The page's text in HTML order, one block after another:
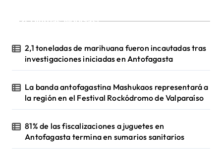
¡Ultimas Noticias!
2,1 toneladas de marihuana fueron incautadas tras
investigaciones iniciadas en Antofagasta
La banda antofagastina Mashukaos representará a
la región en el Festival Rockódromo de Valparaíso
81% de las fiscalizaciones a juguetes en
Antofagasta termina en sumarios sanitarios